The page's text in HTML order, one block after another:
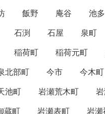
飯野 庵谷 池多
石渕 石屋 泉町
稲荷町 稲荷元町
北部町 今市 今木町
池町 岩瀬荒木町
蔵町 岩瀬表町
岩